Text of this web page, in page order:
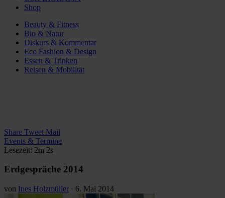
Shop
Beauty & Fitness
Bio & Natur
Diskurs & Kommentar
Eco Fashion & Design
Essen & Trinken
Reisen & Mobilität
Share Tweet Mail
Events & Termine
Lesezeit: 2m 2s
Erdgespräche 2014
von Ines Holzmüller · 6. Mai 2014